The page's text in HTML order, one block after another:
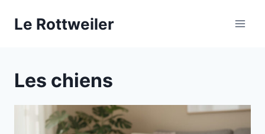
Le Rottweiler
Les chiens